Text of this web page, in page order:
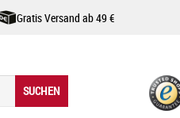
Gratis Versand ab 49 €
SUCHEN